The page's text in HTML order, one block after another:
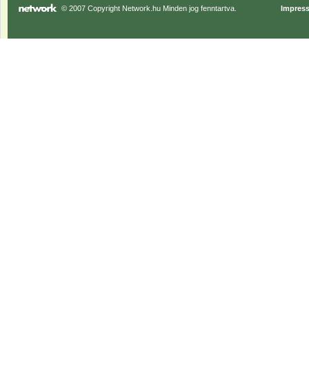
© 2007 Copyright Network.hu Minden jog fenntartva.